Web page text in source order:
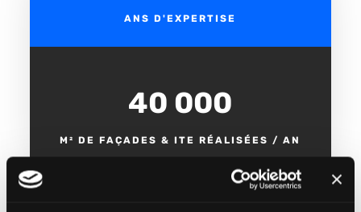
ANS D'EXPERTISE
40 000
M² DE FAÇADES & ITE RÉALISÉES / AN